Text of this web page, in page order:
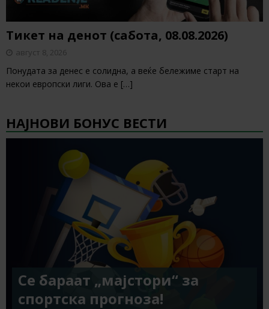
Тикет на денот (сабота, 08.08.2026)
август 8, 2026
Понудата за денес е солидна, а веќе бележиме старт на
некои европски лиги. Ова е […]
НАЈНОВИ БОНУС ВЕСТИ
Се бараат „мајстори“ за
спортска прогноза!